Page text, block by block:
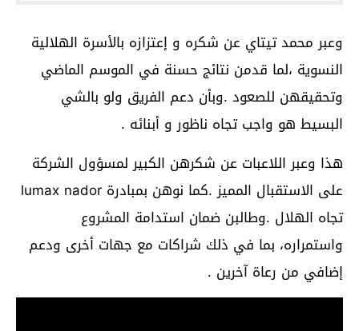
وعبر محمد تيتاي عن شكره و إعتزازه بالأسرة الهلالية
النسوية ،لما قدمن نتائج حسنة في الموسم الماضي
وتحقيقهن للصعود .وبأن دعم الفريق ولو بالشي
البسيط هو واجب تجاه ناظور و أبنائه .
هذا وعبر اللاعبات عن شكرهن الكبير لمسؤول الشركة
على الاستقبال المميز .كما نوهن بمبادرة lumax nador
تجاه الهلال .وطالبن ضمان استدامة المشروع
واستمراره، بما في ذلك شراكات مع جهات أخرى ودعم
إضافي من رعاة آخرين .